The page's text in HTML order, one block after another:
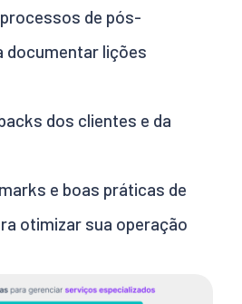
de pós-
documentar lições
dos clientes e da
e boas práticas de
otimizar sua operação